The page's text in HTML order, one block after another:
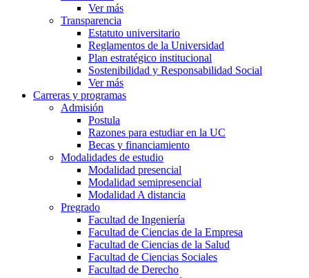
Ver más
Transparencia
Estatuto universitario
Reglamentos de la Universidad
Plan estratégico institucional
Sostenibilidad y Responsabilidad Social
Ver más
Carreras y programas
Admisión
Postula
Razones para estudiar en la UC
Becas y financiamiento
Modalidades de estudio
Modalidad presencial
Modalidad semipresencial
Modalidad A distancia
Pregrado
Facultad de Ingeniería
Facultad de Ciencias de la Empresa
Facultad de Ciencias de la Salud
Facultad de Ciencias Sociales
Facultad de Derecho